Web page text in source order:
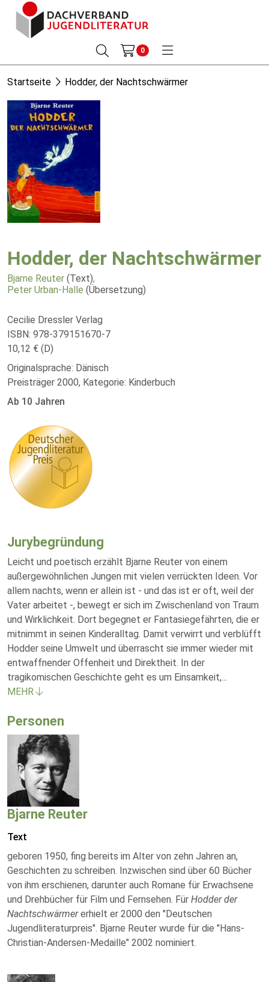
0
Startseite Hodder, der Nachtschwärmer
Hodder, der Nachtschwärmer
Bjarne Reuter (Text),
Peter Urban-Halle (Übersetzung)
Cecilie Dressler Verlag
ISBN: 978-379151670-7
10,12 € (D)
Originalsprache: Dänisch
Preisträger 2000, Kategorie: Kinderbuch
Ab 10 Jahren
Jurybegründung
Leicht und poetisch erzählt Bjarne Reuter von einem
außergewöhnlichen Jungen mit vielen verrückten Ideen. Vor
allem nachts, wenn er allein ist - und das ist er oft, weil der
Vater arbeitet -, bewegt er sich im Zwischenland von Traum
und Wirklichkeit. Dort begegnet er Fantasiegefährten, die er
mitnimmt in seinen Kinderalltag. Damit verwirrt und verblüfft
Hodder seine Umwelt und überrascht sie immer wieder mit
entwaffnender Offenheit und Direktheit. In der
tragikomischen Geschichte geht es um Einsamkeit,...
MEHR
Personen
Bjarne Reuter
Text
geboren 1950, fing bereits im Alter von zehn Jahren an,
Geschichten zu schreiben. Inzwischen sind über 60 Bücher
von ihm erschienen, darunter auch Romane für Erwachsene
und Drehbücher für Film und Fernsehen. Für Hodder der
Nachtschwärmererhielt er 2000 den "Deutschen
Jugendliteraturpreis". Bjarne Reuter wurde für die "Hans-
Christian-Andersen-Medaille" 2002 nominiert.